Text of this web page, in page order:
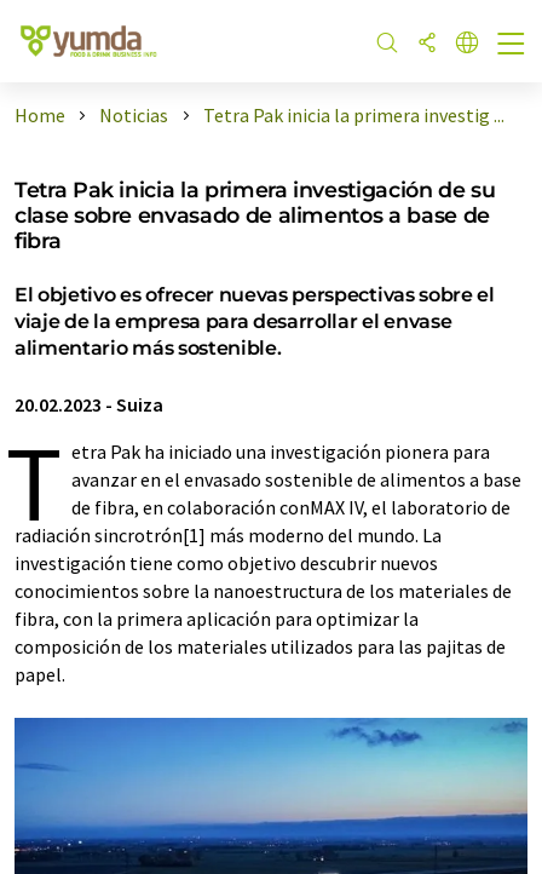
Home Noticias Tetra Pak inicia la primera investig ...
Tetra Pak inicia la primera investigación de su
clase sobre envasado de alimentos a base de
fibra
El objetivo es ofrecer nuevas perspectivas sobre el
viaje de la empresa para desarrollar el envase
alimentario más sostenible.
20.02.2023 - Suiza
T etra Pak ha iniciado una investigación pionera para
avanzar en el envasado sostenible de alimentos a base
de fibra, en colaboración conMAX IV, el laboratorio de
radiación sincrotrón[1] más moderno del mundo. La
investigación tiene como objetivo descubrir nuevos
conocimientos sobre la nanoestructura de los materiales de
fibra, con la primera aplicación para optimizar la
composición de los materiales utilizados para las pajitas de
papel.